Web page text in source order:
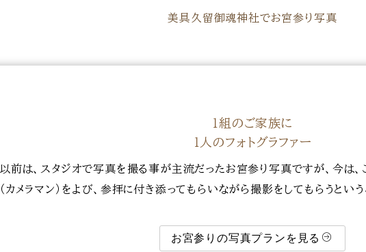
美具久留御魂神社でお宮参り写真
１組のご家族に
１人のフォトグラファー
以前は、スタジオで写真を撮る事が主流だったお宮参り写真ですが、今は、
（カメラマン）をよび、参拝に付き添ってもらいながら撮影をしてもらうとい
お宮参りの写真プランを見る